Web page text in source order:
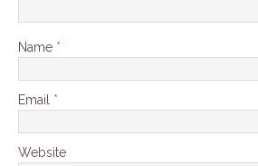
Name *
Email *
Website